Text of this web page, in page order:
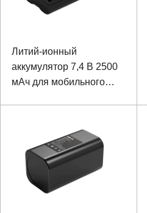
Литий-ионный
аккумулятор 7,4 В 2500
мАч для мобильного